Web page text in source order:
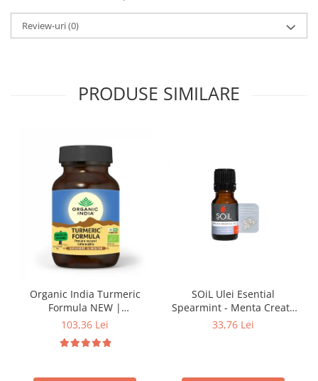
Review-uri(0)
PRODUSE SIMILARE
Organic India Turmeric
Formula NEW |
Antiinflamator Natural
103,36 Lei
SOiL Ulei Esential
Spearmint - Menta Creata
100% Organic ECOCERT
33,76 Lei